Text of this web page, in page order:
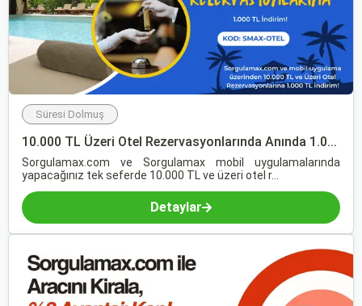
Süresi Dolmuş
10.000 TL Üzeri Otel Rezervasyonlarında Anında 1.0...
Sorgulamax.com ve Sorgulamax mobil uygulamalarında
yapacağınız tek seferde 10.000 TL ve üzeri otel r...
Detaylar